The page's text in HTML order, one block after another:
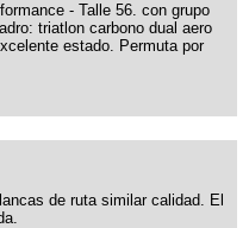
- Talle 56. con grupo
triatlon carbono dual aero
estado. Permuta por
de ruta similar calidad. El